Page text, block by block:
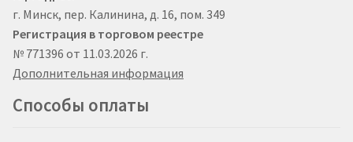
г. Минск, пер. Калинина, д. 16, пом. 349
Регистрация в торговом реестре
№ 771396 от 11.03.2026 г.
Дополнительная информация
Способы оплаты